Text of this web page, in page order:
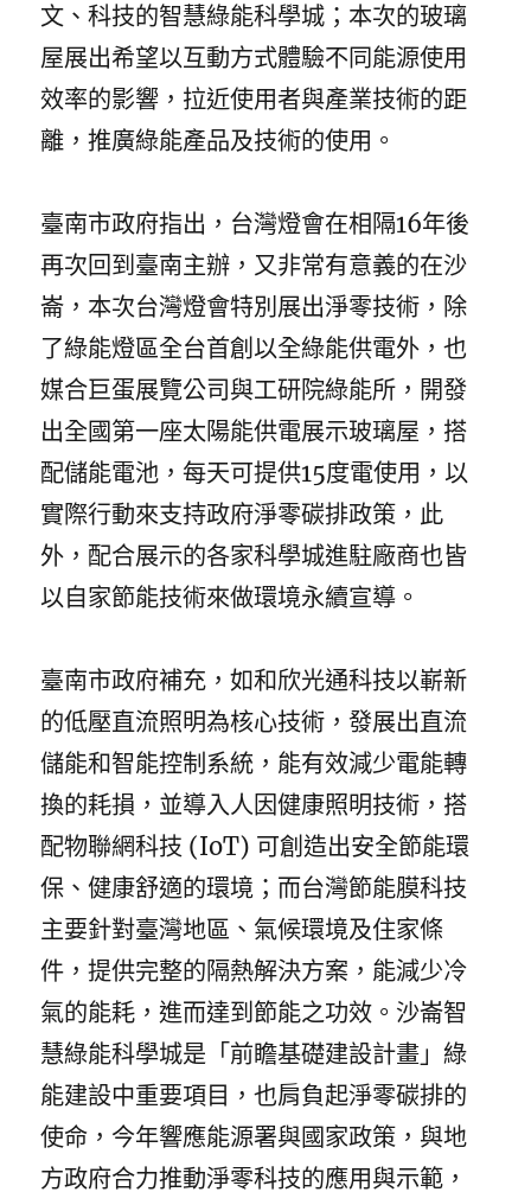
文、科技的智慧綠能科學城；本次的玻璃
屋展出希望以互動方式體驗不同能源使用
效率的影響，拉近使用者與產業技術的距
離，推廣綠能產品及技術的使用。
臺南市政府指出，台灣燈會在相隔16年後
再次回到臺南主辦，又非常有意義的在沙
崙，本次台灣燈會特別展出淨零技術，除
了綠能燈區全台首創以全綠能供電外，也
媒合巨蛋展覽公司與工研院綠能所，開發
出全國第一座太陽能供電展示玻璃屋，搭
配儲能電池，每天可提供15度電使用，以
實際行動來支持政府淨零碳排政策，此
外，配合展示的各家科學城進駐廠商也皆
以自家節能技術來做環境永續宣導。
臺南市政府補充，如和欣光通科技以嶄新
的低壓直流照明為核心技術，發展出直流
儲能和智能控制系統，能有效減少電能轉
換的耗損，並導入人因健康照明技術，搭
配物聯網科技 (IoT) 可創造出安全節能環
保、健康舒適的環境；而台灣節能膜科技
主要針對臺灣地區、氣候環境及住家條
件，提供完整的隔熱解決方案，能減少冷
氣的能耗，進而達到節能之功效。沙崙智
慧綠能科學城是「前瞻基礎建設計畫」綠
能建設中重要項目，也肩負起淨零碳排的
使命，今年響應能源署與國家政策，與地
方政府合力推動淨零科技的應用與示範，